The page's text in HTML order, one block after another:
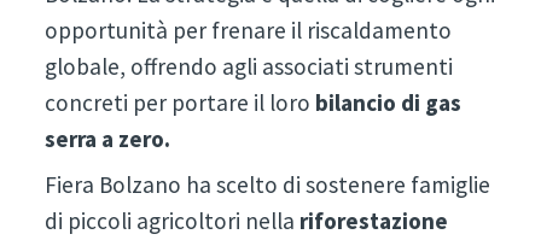
opportunità per frenare il riscaldamento
globale, offrendo agli associati strumenti
concreti per portare il loro bilancio di gas
serra a zero.
Fiera Bolzano ha scelto di sostenere famiglie
di piccoli agricoltori nella riforestazione